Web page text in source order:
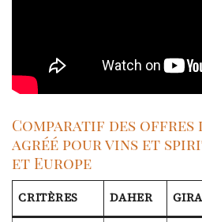
Comparatif des
agréé pour vins et
et Europe
CRITÈRES DAHER